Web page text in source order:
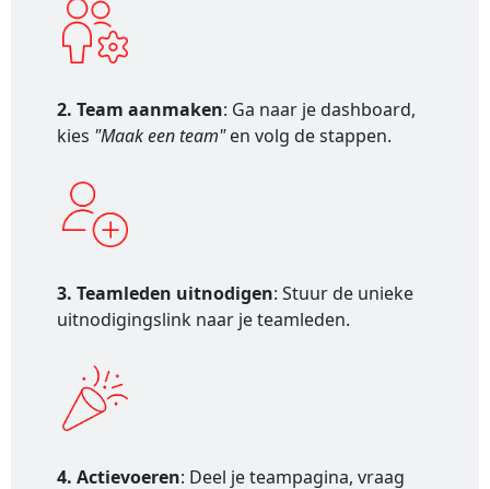
2. Team aanmaken: Ga naar je dashboard,
kies "Maak een team"en volg de stappen.
3. Teamleden uitnodigen: Stuur de unieke
uitnodigingslink naar je teamleden.
4. Actievoeren: Deel je teampagina, vraag